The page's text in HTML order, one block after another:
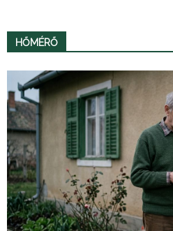
HŐMÉRŐ